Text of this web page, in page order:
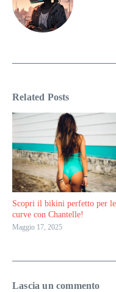
Related Posts
Scopri il bikini perfetto per
curve con Chantelle!
Maggio 17, 2025
Lascia un commento